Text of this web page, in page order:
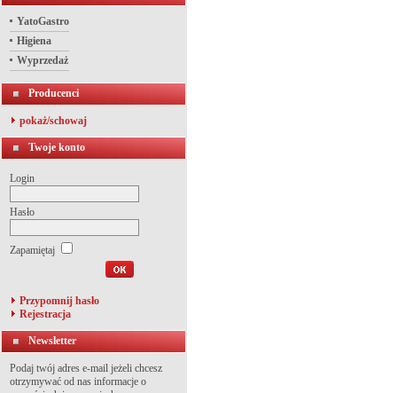
YatoGastro
Higiena
Wyprzedaż
Producenci
pokaż/schowaj
Twoje konto
Login
Hasło
Zapamiętaj
Przypomnij hasło
Rejestracja
Newsletter
Podaj twój adres e-mail jeżeli chcesz
otrzymywać od nas informacje o